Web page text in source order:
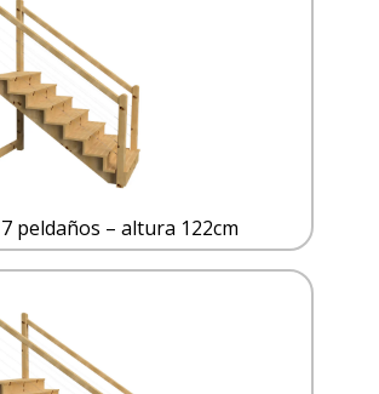
7 peldaños – altura 122cm